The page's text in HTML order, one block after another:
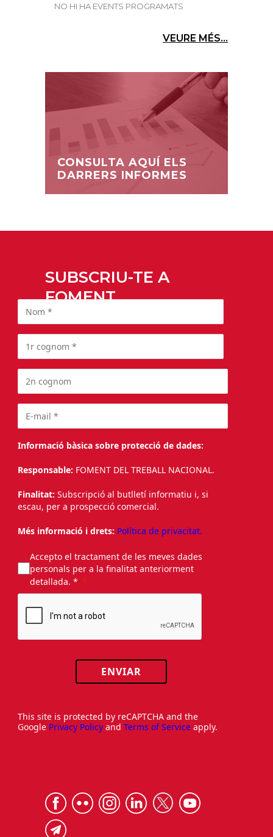
NO HI HA EVENTS PROGRAMATS
VEURE MÉS...
CONSULTA AQUÍ ELS
DARRERS INFORMES
SUBSCRIU-TE A
FOMENT
Informació bàsica sobre protecció de dades:
Responsable: FOMENT DEL TREBALL NACIONAL.
Finalitat: Subscripció al butlletí informatiu i, si
escau, per a prospecció comercial.
Més informació i drets: Política de privacitat.
Accepto el tractament de les meves dades
personals per a la finalitat anteriorment
detallada. *
ENVIAR
This site is protected by reCAPTCHA and the
Google Privacy Policy and Terms of Service apply.